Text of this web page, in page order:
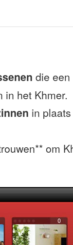
die
in het Khmer.
in
om